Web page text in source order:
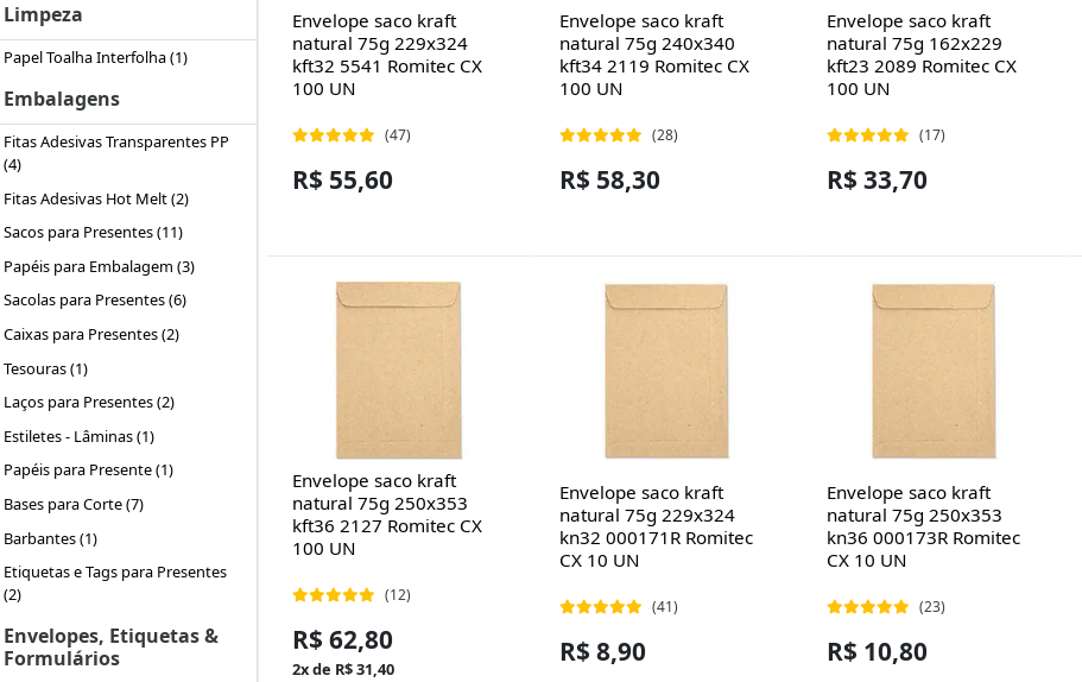
Limpeza
Papel Toalha Interfolha (1)
Embalagens
Fitas Adesivas Transparentes PP
(4)
Fitas Adesivas Hot Melt (2)
Sacos para Presentes (11)
Papéis para Embalagem (3)
Sacolas para Presentes (6)
Caixas para Presentes (2)
Tesouras (1)
Laços para Presentes (2)
Estiletes - Lâminas (1)
Papéis para Presente (1)
Bases para Corte (7)
Barbantes (1)
Etiquetas e Tags para Presentes
(2)
Envelopes, Etiquetas &
Formulários
Envelope saco kraft
natural 75g 229x324
kft32 5541 Romitec CX
100 UN
(47)
R$ 55,60
Envelope saco kraft
natural 75g 240x340
kft34 2119 Romitec CX
100 UN
(28)
R$ 58,30
Envelope saco kraft
natural 75g 162x229
kft23 2089 Romitec CX
100 UN
(17)
R$ 33,70
Envelope saco kraft
natural 75g 250x353
kft36 2127 Romitec CX
100 UN
(12)
R$ 62,80
2x de R$ 31,40
Envelope saco kraft
natural 75g 229x324
kn32 000171R Romitec
CX 10 UN
(41)
R$ 8,90
Envelope saco kraft
natural 75g 250x353
kn36 000173R Romitec
CX 10 UN
(23)
R$ 10,80